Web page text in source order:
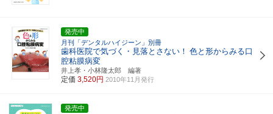
発売中
月刊「デンタルハイジーン」別冊
歯科医院で気づく・見落とさない！ 色と形からみる口
腔粘膜病変
井上孝・小林隆太郎 編著
定価 3,520円 2010年11月発行
発売中